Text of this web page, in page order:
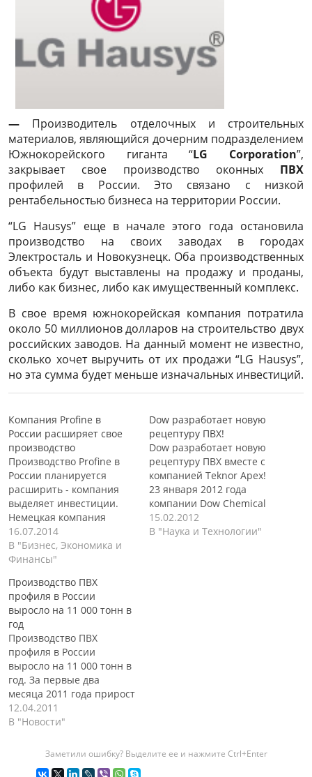
— Производитель отделочных и строительных
материалов, являющийся дочерним подразделением
Южнокорейского гиганта “LG Corporation”,
закрывает свое производство оконных ПВХ
профилей в России. Это связано с низкой
рентабельностью бизнеса на территории России.
“LG Hausys” еще в начале этого года остановила
производство на своих заводах в городах
Электросталь и Новокузнецк. Оба производственных
объекта будут выставлены на продажу и проданы,
либо как бизнес, либо как имущественный комплекс.
В свое время южнокорейская компания потратила
около 50 миллионов долларов на строительство двух
российских заводов. На данный момент не известно,
сколько хочет выручить от их продажи “LG Hausys”,
но эта сумма будет меньше изначальных инвестиций.
Компания Profine в
России расширяет свое
производство
Производство Profine в
России планируется
расширить - компания
выделяет инвестиции.
Немецкая компания
Profine Group, которая
является одним из
крупнейших
пластиковых оконных
профилей в Европе,
объявила о завершении
расширения
производства на своем
заводе в российском
городе Воскресенск.
После завершения
реализации данного
проекта, российский
завод станет крупнейшим
за пределами…
16.07.2014
В "Бизнес, Экономика и
Финансы"
Dow разработает новую
рецептуру ПВХ!
Dow разработает новую
рецептуру ПВХ вместе с
компанией Teknor Apex!
23 января 2012 года
компании Dow Chemical
Co. и Teknor Apex Co.
объявили о начале
15.02.2012
В "Наука и Технологии"
Производство ПВХ
профиля в России
выросло на 11 000 тонн в
год
Производство ПВХ
профиля в России
выросло на 11 000 тонн в
год. За первые два
месяца 2011 года прирост
мощностей по
производству ППИ в РФ
При этом объем
12.04.2011
В "Новости"
Заметили ошибку? Выделите ее и нажмите Ctrl+Enter